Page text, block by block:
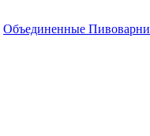
Объединенные Пивоварни